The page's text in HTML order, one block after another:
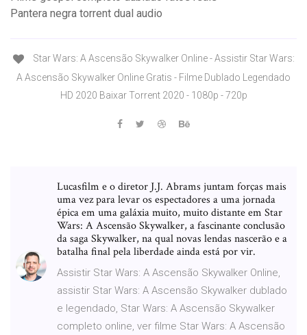
Pantera negra torrent dual audio
Star Wars: A Ascensão Skywalker Online - Assistir Star Wars:
A Ascensão Skywalker Online Gratis - Filme Dublado Legendado
HD 2020 Baixar Torrent 2020 - 1080p - 720p
Lucasfilm e o diretor J.J. Abrams juntam forças mais
uma vez para levar os espectadores a uma jornada
épica em uma galáxia muito, muito distante em Star
Wars: A Ascensão Skywalker, a fascinante conclusão
da saga Skywalker, na qual novas lendas nascerão e a
batalha final pela liberdade ainda está por vir.
Assistir Star Wars: A Ascensão Skywalker Online,
assistir Star Wars: A Ascensão Skywalker dublado
e legendado, Star Wars: A Ascensão Skywalker
completo online, ver filme Star Wars: A Ascensão